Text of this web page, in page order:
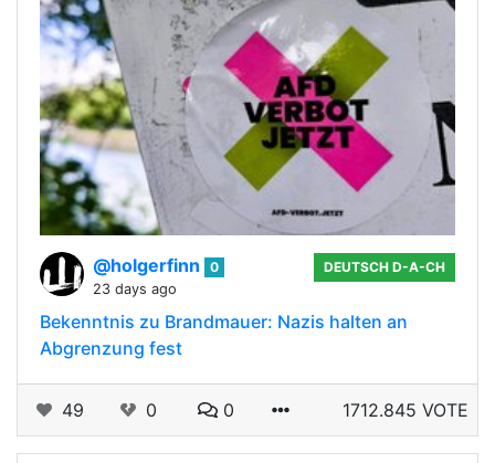
@holgerfinn
0
23 days ago
DEUTSCH D-A-CH
Bekenntnis zu Brandmauer: Nazis halten an
Abgrenzung fest
49 0 0 1712.845 VOTE